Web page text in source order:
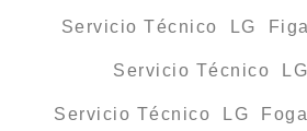
Servicio Técnico LG
Servicio Técnico
Servicio Técnico LG